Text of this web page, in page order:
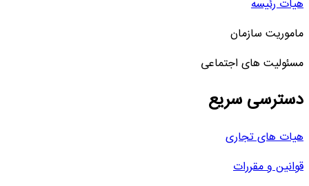
هیات رئیسه
ماموریت سازمان
مسئولیت های اجتماعی
دسترسی سریع
هیات های تجاری
قوانین و مقررات